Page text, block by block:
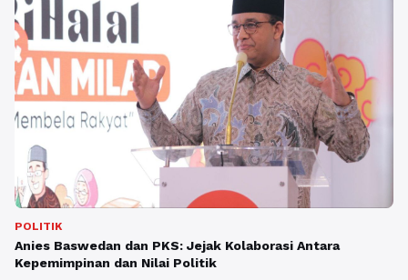
POLITIK
Anies Baswedan dan PKS: Jejak Kolaborasi Antara
Kepemimpinan dan Nilai Politik